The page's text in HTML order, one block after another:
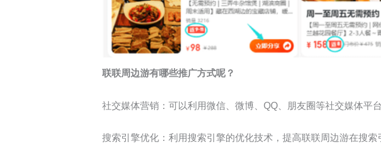
联联周边游有哪些推广方式呢？
社交媒体营销：可以利用微信、微博、QQ、朋友圈等社交媒体平
搜索引擎优化：利用搜索引擎的优化技术，提高联联周边游在搜索